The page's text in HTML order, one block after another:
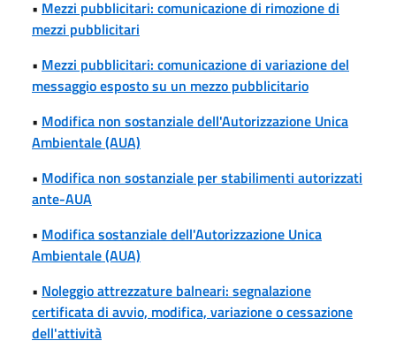
• Mezzi pubblicitari: comunicazione di rimozione di
mezzi pubblicitari
• Mezzi pubblicitari: comunicazione di variazione del
messaggio esposto su un mezzo pubblicitario
• Modifica non sostanziale dell'Autorizzazione Unica
Ambientale (AUA)
• Modifica non sostanziale per stabilimenti autorizzati
ante-AUA
• Modifica sostanziale dell'Autorizzazione Unica
Ambientale (AUA)
• Noleggio attrezzature balneari: segnalazione
certificata di avvio, modifica, variazione o cessazione
dell'attività